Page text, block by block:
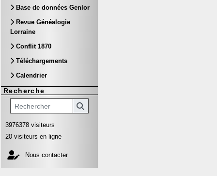
Base de données Genlor
Revue Généalogie
Lorraine
Conflit 1870
Téléchargements
Calendrier
Recherche
3976378 visiteurs
20 visiteurs en ligne
Nous contacter